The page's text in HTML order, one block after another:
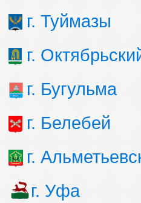
г. Туймазы
г.
г. Бугульма
г. Белебей
г.
г. Уфа